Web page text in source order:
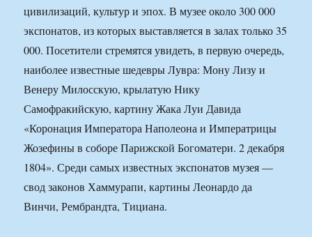
цивилизаций, культур и эпох. В музее около 300 000
экспонатов, из которых выставляется в залах только 35
000. Посетители стремятся увидеть, в первую очередь,
наиболее известные шедевры Лувра: Мону Лизу и
Венеру Милосскую, крылатую Нику
Самофракийскую, картину Жака Луи Давида
«Коронация Императора Наполеона и Императрицы
Жозефины в соборе Парижской Богоматери. 2 декабря
1804». Среди самых известных экспонатов музея —
свод законов Хаммурапи, картины Леонардо да
Винчи, Рембрандта, Тициана.